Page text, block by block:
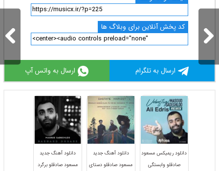
کد پخش آنلاین برای وبلاگ ها
ارسال به تلگرام ارسال به واتس آپ
دانلود ریمیکس مسعود
صادقلو وابستگی
دانلود آهنگ جدید
مسعود صادقلو دستای
دانلود آهنگ جدید
مسعود صادقلو برگرد